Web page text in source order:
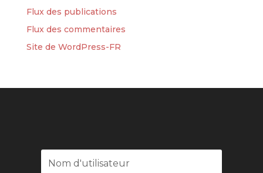
Flux des publications
Flux des commentaires
Site de WordPress-FR